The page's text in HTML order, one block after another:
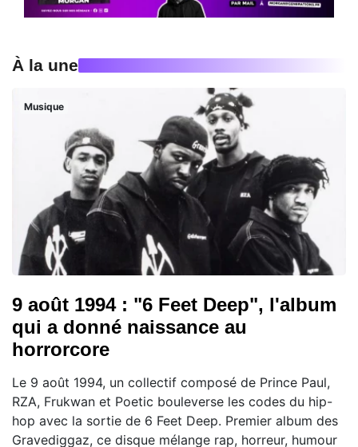
À la une
Musique
9 août 1994 : "6 Feet Deep", l'album
qui a donné naissance au
horrorcore
Le 9 août 1994, un collectif composé de Prince Paul,
RZA, Frukwan et Poetic bouleverse les codes du hip-
hop avec la sortie de 6 Feet Deep. Premier album des
Gravediggaz, ce disque mélange rap, horreur, humour